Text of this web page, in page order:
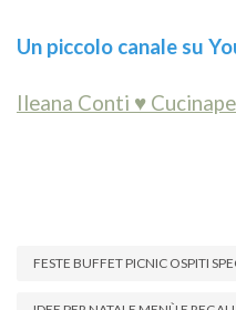
Un piccolo canale su
Ileana Conti ♥
FESTE BUFFET PICNIC OSPITI